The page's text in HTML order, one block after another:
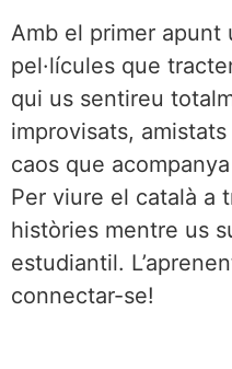
Amb el primer apunt
pel·lícules que
qui us sentireu
improvisats,
caos que
Per viure el català a
històries mentre us
estudiantil.
connectar-se!